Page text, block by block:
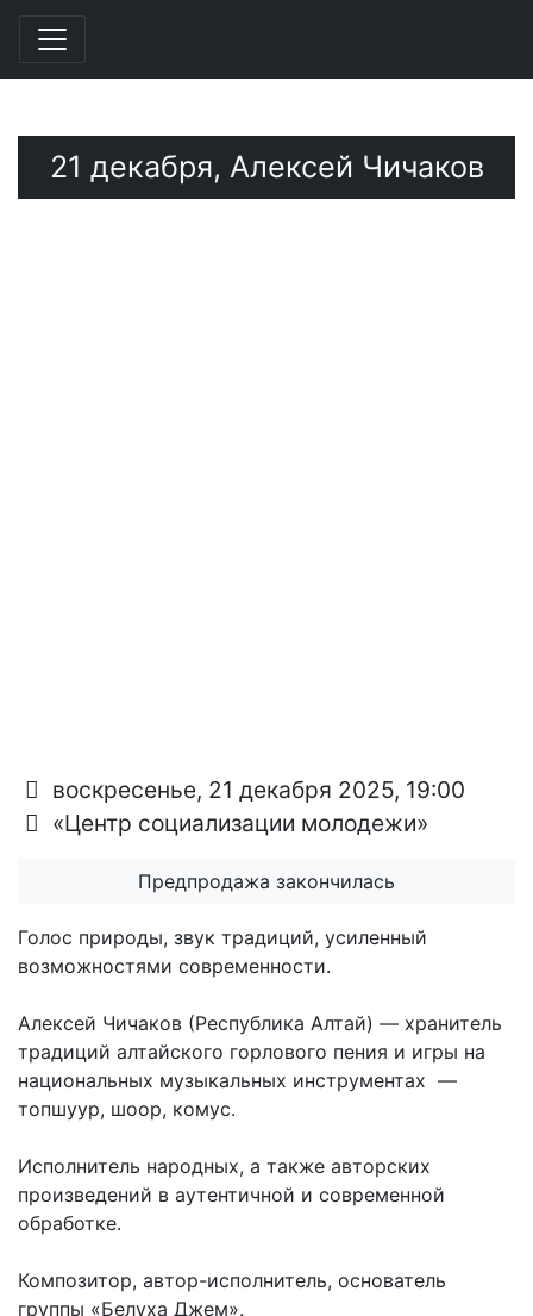
21 декабря, Алексей Чичаков
воскресенье, 21 декабря 2025, 19:00
«Центр социализации молодежи»
Предпродажа закончилась
Голос природы, звук традиций, усиленный
возможностями современности.
Алексей Чичаков (Республика Алтай) — хранитель
традиций алтайского горлового пения и игры на
национальных музыкальных инструментах —
топшуур, шоор, комус.
Исполнитель народных, а также авторских
произведений в аутентичной и современной
обработке.
Композитор, автор-исполнитель, основатель
группы «Белуха Джем».